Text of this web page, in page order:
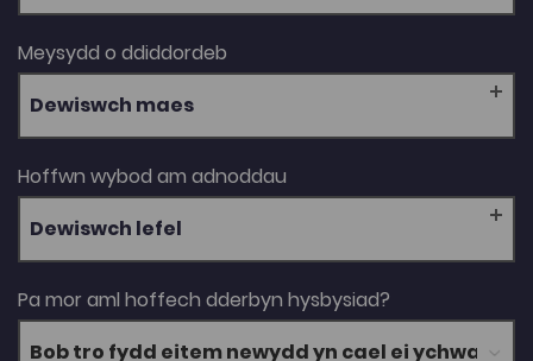
Meysydd o ddiddordeb
Dewiswch maes
Hoffwn wybod am adnoddau
Dewiswch lefel
Pa mor aml hoffech dderbyn hysbysiad?